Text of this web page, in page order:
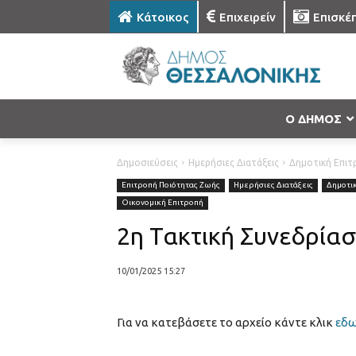
Κάτοικος Επιχειρείν
Ο ΔΗΜΟΣ
Δημοσιεύσεις Ημερήσιες Διατάξεις Δημοτική
Επιτροπή Ποιότητας Ζωής Ημερήσιες Διατάξεις
Οικονομική Επιτροπή
2η Τακτική
10/01/2025 15:27
Για να κατεβάσετε το αρχείο κάντε κλικ